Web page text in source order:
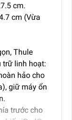
cm.
cm (Vừa
Thule
trữ linh hoạt:
hảo cho
giữ máy ổn
trước cho